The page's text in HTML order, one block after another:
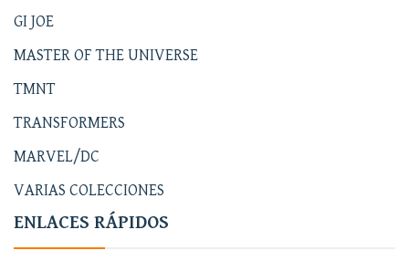
GI JOE
MASTER OF THE UNIVERSE
TMNT
TRANSFORMERS
MARVEL/DC
VARIAS COLECCIONES
ENLACES RÁPIDOS